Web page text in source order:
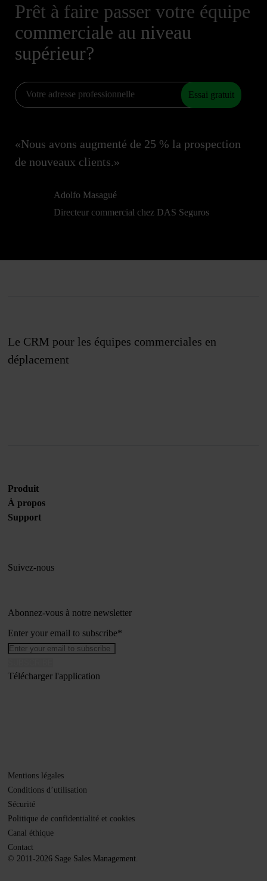
Prêt à faire passer votre équipe
commerciale au niveau
supérieur?
Essai gratuit
«Nous avons augmenté de 25 % la prospection
de nouveaux clients.»
Adolfo Masagué
Directeur commercial chez DAS Seguros
Le CRM pour les équipes commerciales en
déplacement
Produit
À propos
Support
Suivez-nous
Abonnez-vous à notre newsletter
Enter your email to subscribe*
Télécharger l'application
© 2011-2026 Sage Sales Management.
Mentions légales
Conditions d’utilisation
Sécurité
Politique de confidentialité et cookies
Canal éthique
Contact